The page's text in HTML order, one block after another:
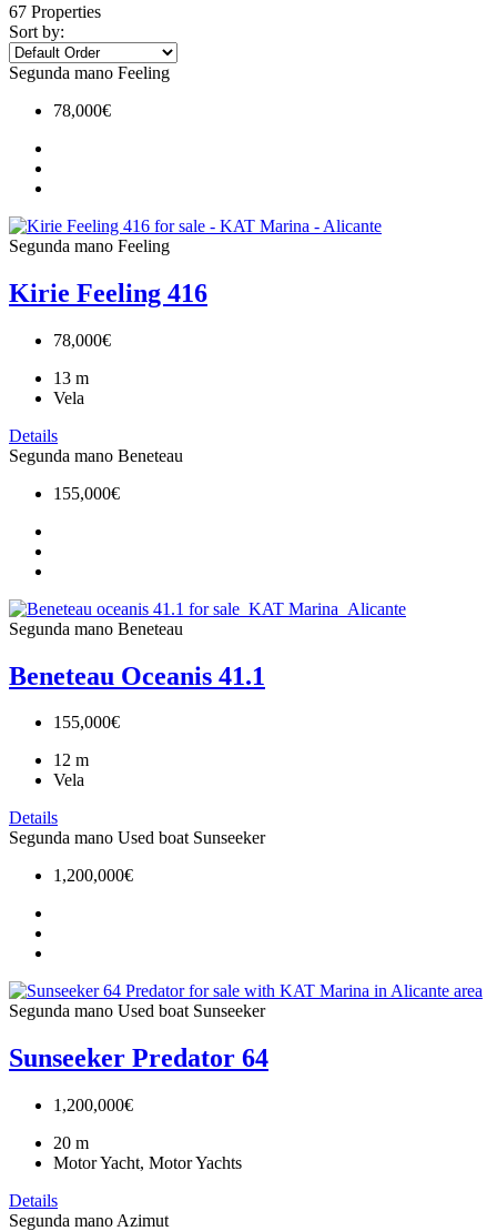
67 Properties
Sort by:
Segunda mano Feeling
78,000€
Segunda mano Feeling
Kirie Feeling 416
78,000€
13 m
Vela
Details
Segunda mano Beneteau
155,000€
Segunda mano Beneteau
Beneteau Oceanis 41.1
155,000€
12 m
Vela
Details
Segunda mano Used boat Sunseeker
1,200,000€
Segunda mano Used boat Sunseeker
Sunseeker Predator 64
1,200,000€
20 m
Motor Yacht, Motor Yachts
Details
Segunda mano Azimut